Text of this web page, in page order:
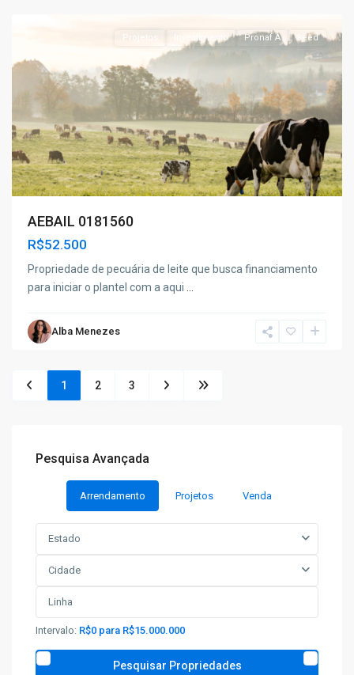
Projetos Investimento Pronaf A Seed
AEBAIL 0181560
R$52.500
Propriedade de pecuária de leite que busca financiamento
para iniciar o plantel com a aqui
Alba Menezes
1 2 3
Pesquisa Avançada
Arrendamento Projetos Venda
Estado
Cidade
Intervalo: R$0 para R$15.000.000